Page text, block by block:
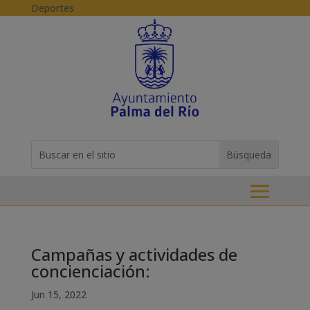
Skip to content
Deportes
for...
Campañas y actividades de
concienciación:
Jun 15, 2022